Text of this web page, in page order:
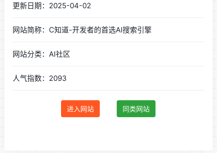
更新日期：2025-04-02
网站简称：C知道-开发者的首选AI搜索引擎
网站分类：AI社区
人气指数：2093
进入网站 同类网站